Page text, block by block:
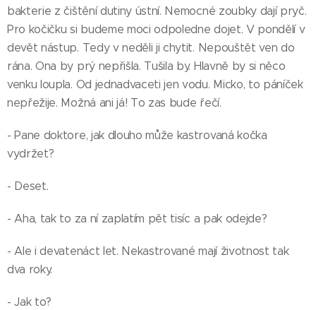
bakterie z čištění dutiny ústní. Nemocné zoubky dají pryč.
Pro kočičku si budeme moci odpoledne dojet. V pondělí v
devět nástup. Tedy v neděli ji chytit. Nepouštět ven do
rána. Ona by prý nepřišla. Tušila by. Hlavně by si něco
venku loupla. Od jednadvaceti jen vodu. Micko, to páníček
nepřežije. Možná ani já! To zas bude řečí.
- Pane doktore, jak dlouho může kastrovaná kočka
vydržet?
- Deset.
- Aha, tak to za ní zaplatím pět tisíc a pak odejde?
- Ale i devatenáct let. Nekastrované mají životnost tak
dva roky.
- Jak to?